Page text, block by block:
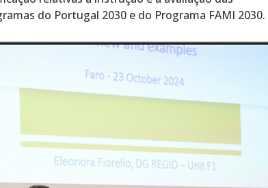
do Portugal 2030 e do Programa FAMI 2030.